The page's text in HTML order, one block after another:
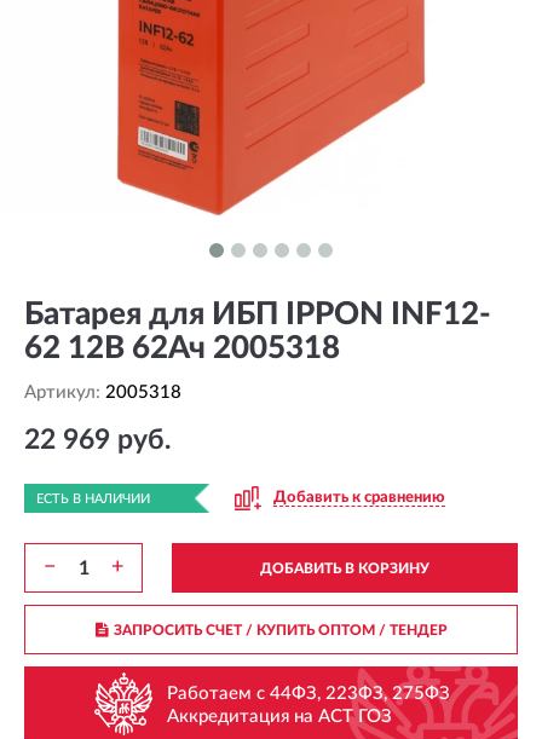
Батарея для ИБП IPPON INF12-
62 12В 62Ач 2005318
Артикул: 2005318
22 969 руб.
ЕСТЬ В НАЛИЧИИ Добавить к сравнению
− + ДОБАВИТЬ В КОРЗИНУ
ЗАПРОСИТЬ СЧЕТ / КУПИТЬ ОПТОМ/ ТЕНДЕР
Работаем с 44ФЗ, 223ФЗ, 275ФЗ
Аккредитация на АСТ ГОЗ